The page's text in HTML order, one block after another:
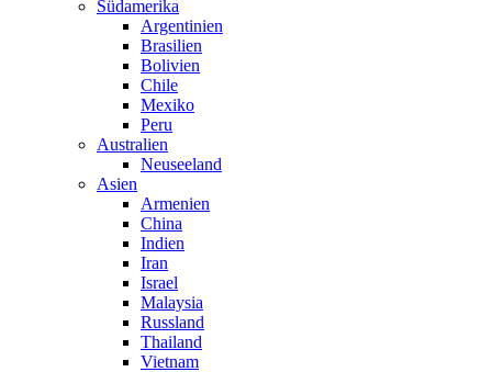
Südamerika
Argentinien
Brasilien
Bolivien
Chile
Mexiko
Peru
Australien
Neuseeland
Asien
Armenien
China
Indien
Iran
Israel
Malaysia
Russland
Thailand
Vietnam